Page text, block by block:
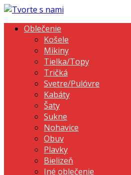
Oblečenie
Košele
Mikiny
Tielka/Topy
Tričká
Svetre/Pulóvre
Kabáty
Šaty
Sukne
Nohavice
Obuv
Plavky
Bielizeň
Iné oblečenie